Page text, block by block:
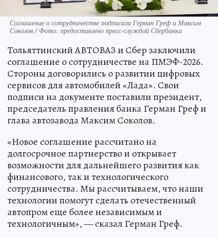
Соглашение о сотрудничестве подписали Герман Греф и Максим
Соколов / Фото: предоставлено пресс-службой Сбербанка
Тольяттинский АВТОВАЗ и Сбер заключили
соглашение о сотрудничестве на ПМЭФ-2026.
Стороны договорились о развитии цифровых
сервисов для автомобилей «Лада». Свои
подписи на документе поставили президент,
председатель правления банка Герман Греф и
глава автозавода Максим Соколов.
«Новое соглашение рассчитано на
долгосрочное партнерство и открывает
возможности для дальнейшего развития как
финансового, так и технологического
сотрудничества. Мы рассчитываем, что наши
технологии помогут сделать отечественный
автопром еще более независимым и
технологичным», — сказал Герман Греф.